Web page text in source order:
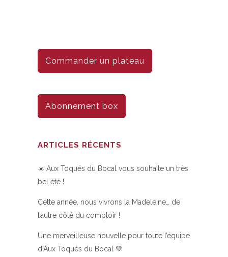
Commander un plateau
Abonnement box
ARTICLES RÉCENTS
☀️ Aux Toqués du Bocal vous souhaite un très
bel été !
Cette année, nous vivrons la Madeleine… de
l’autre côté du comptoir !
Une merveilleuse nouvelle pour toute l’équipe
d’Aux Toqués du Bocal 💚